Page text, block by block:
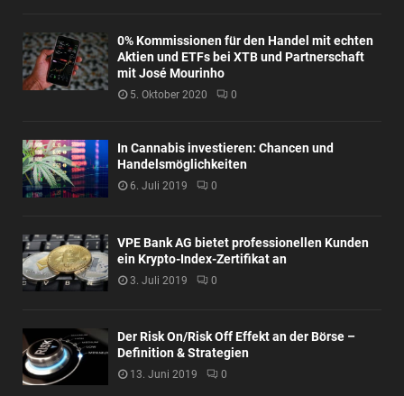
0% Kommissionen für den Handel mit echten
Aktien und ETFs bei XTB und Partnerschaft
mit José Mourinho
5. Oktober 2020 0
In Cannabis investieren: Chancen und
Handelsmöglichkeiten
6. Juli 2019 0
VPE Bank AG bietet professionellen Kunden
ein Krypto-Index-Zertifikat an
3. Juli 2019 0
Der Risk On/Risk Off Effekt an der Börse –
Definition & Strategien
13. Juni 2019 0